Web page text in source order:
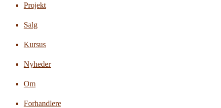
Projekt
Salg
Kursus
Nyheder
Om
Forhandlere